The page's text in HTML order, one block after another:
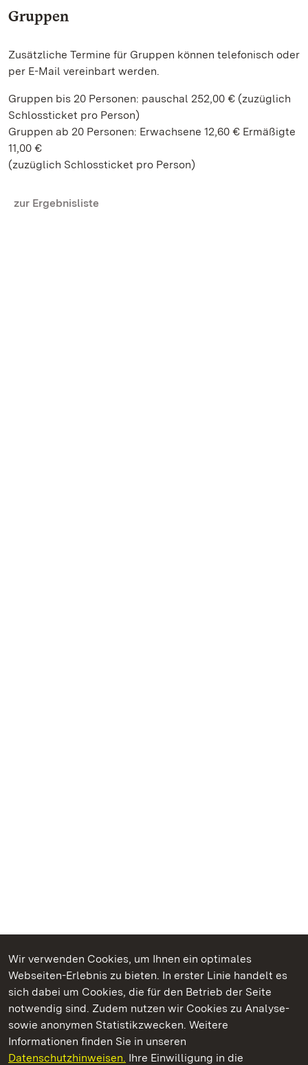
Wir verwenden Cookies, um Ihnen ein optimales
Webseiten-Erlebnis zu bieten. In erster Linie handelt es
sich dabei um Cookies, die für den Betrieb der Seite
notwendig sind. Zudem nutzen wir Cookies zu Analyse-
sowie anonymen Statistikzwecken. Weitere
Informationen finden Sie in unseren
Datenschutzhinweisen. Ihre Einwilligung in die
Gruppen
Zusätzliche Termine für Gruppen können telefonisch oder
per E-Mail vereinbart werden.
Gruppen bis 20 Personen: pauschal 252,00 € (zuzüglich
Schlossticket pro Person)
Gruppen ab 20 Personen: Erwachsene 12,60 € Ermäßigte
11,00 €
(zuzüglich Schlossticket pro Person)
zur Ergebnisliste
Kommen. Staunen. Genießen.
Staatliche Schlösser und Gärten Baden‑Württemberg